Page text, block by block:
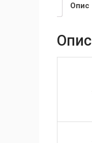
Опис
Опис